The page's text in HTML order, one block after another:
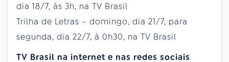
dia 18/7, às 3h, na TV Brasil
Trilha de Letras – domingo, dia 21/7, para
segunda, dia 22/7, à 0h30, na TV Brasil
TV Brasil na internet e nas redes sociais